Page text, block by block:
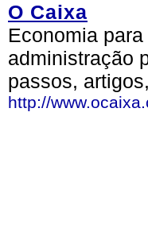
O Caixa
Economia
administração
passos,
http://